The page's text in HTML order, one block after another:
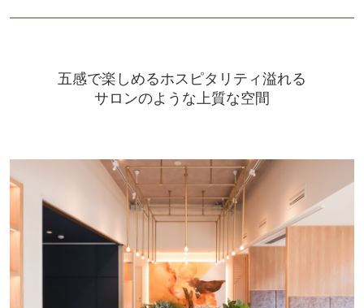
五感で楽しめるホスピタリティ溢れる
サロンのような上質な空間